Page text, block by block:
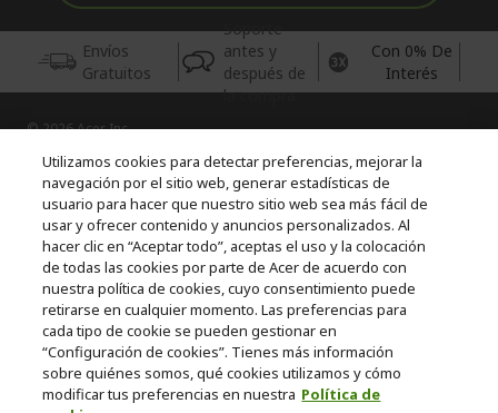
Envíos
Gratuitos
Soporte
antes y
después de
la compra
Con 0% De
Interés
© 2026 Acer Inc.
CPYou BV es el vendedor y distribuidor autorizado de los
productos y servicios ofrecidos en esta tienda.
Incluida la aportación para la gestión de RAEES, según RD.
110/2015, inscrita en el RII-AEE Nº 7573; de pilas y baterías, según
RD. 106/2008, inscrita en el RII-PYA Nº 2180. Adherida a los
sistemas integrales de gestión de ecopilas y ecoembes.
Utilizamos cookies para detectar preferencias, mejorar la
navegación por el sitio web, generar estadísticas de
usuario para hacer que nuestro sitio web sea más fácil de
usar y ofrecer contenido y anuncios personalizados. Al
hacer clic en “Aceptar todo”, aceptas el uso y la colocación
de todas las cookies por parte de Acer de acuerdo con
nuestra política de cookies, cuyo consentimiento puede
retirarse en cualquier momento. Las preferencias para
cada tipo de cookie se pueden gestionar en
“Configuración de cookies”. Tienes más información
sobre quiénes somos, qué cookies utilizamos y cómo
modificar tus preferencias en nuestra Política de